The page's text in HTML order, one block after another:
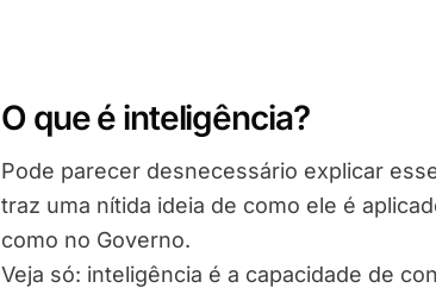
O que é inteligência?
Pode parecer desnecessário explicar
traz uma nítida ideia de como ele é
como no Governo.
Veja só: inteligência é a capacidade de